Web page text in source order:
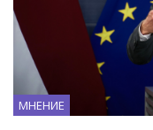
МНЕНИЕ